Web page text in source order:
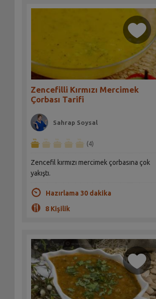
Zencefilli Kırmızı Mercimek
Çorbası Tarifi
Sahrap Soysal
(4)
Zencefil kırmızı mercimek çorbasına çok
yakıştı.
Hazırlama 30 dakika
8 Kişilik